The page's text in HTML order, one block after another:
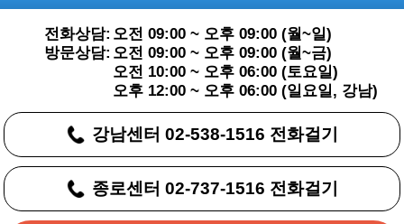
전화상담:
방문상담:
오전 09:00 ~ 오후 09:00 (월~일)
오전 09:00 ~ 오후 09:00 (월~금)
오전 10:00 ~ 오후 06:00 (토요일)
오후 12:00 ~ 오후 06:00 (일요일, 강남)
강남센터 02-538-1516 전화걸기
종로센터 02-737-1516 전화걸기